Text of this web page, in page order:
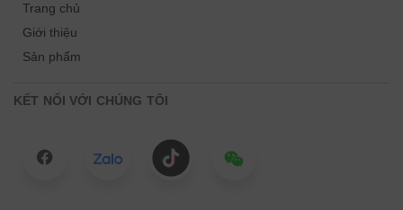
Trang chủ
Giới thiệu
Sản phẩm
KẾT NỐI VỚI CHÚNG TÔI